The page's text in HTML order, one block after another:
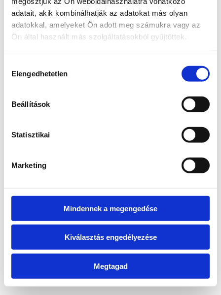
adatait, akik kombinálhatják az adatokat más olyan
adatokkal, amelyeket Ön adott meg számukra vagy az
Ön által használt más szolgáltatásokból gyűjtöttek.
kiválasztása
Elengedhetetlen
Beállítások
Statisztikai
Marketing
Mindennek a megengedése
Kiválasztás engedélyezése
Megtagad
loadingwww.bicapp.hu
(see the browser console for more